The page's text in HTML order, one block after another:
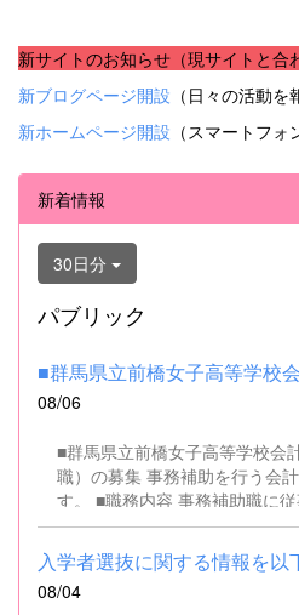
新サイトのお知らせ（現サイトと合
新ブログページ開設 （日々の活動を
新ホームページ開設 （スマートフォ
新着情報
30日分
パブリック
08/06
■群馬県立前橋女子高等学校会
職）の募集 事務補助を行う会計年度任用職員を募集しま
す。 ■職務内容 事務補助職に従事していただきます。
SSH（スーパーサイエンスハ
ソコンでの文書・資料作成、デ
対応、書類の整理、その他事務補助業
名 ■募集対象 以下の条件を満たしている方 基本的なパソコ
08/04